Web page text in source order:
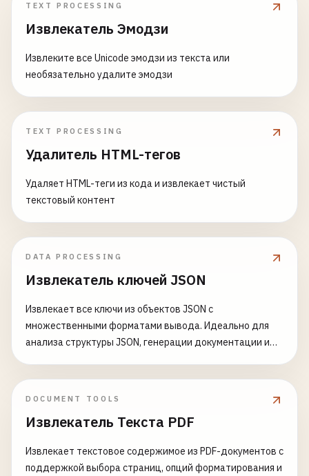
TEXT PROCESSING
Извлекатель Эмодзи
Извлеките все Unicode эмодзи из текста или
необязательно удалите эмодзи
TEXT PROCESSING
Удалитель HTML-тегов
Удаляет HTML-теги из кода и извлекает чистый
текстовый контент
DATA PROCESSING
Извлекатель ключей JSON
Извлекает все ключи из объектов JSON с
множественными форматами вывода. Идеально для
анализа структуры JSON, генерации документации и
DOCUMENT TOOLS
Извлекатель Текста PDF
Извлекает текстовое содержимое из PDF-документов с
поддержкой выбора страниц, опций форматирования и